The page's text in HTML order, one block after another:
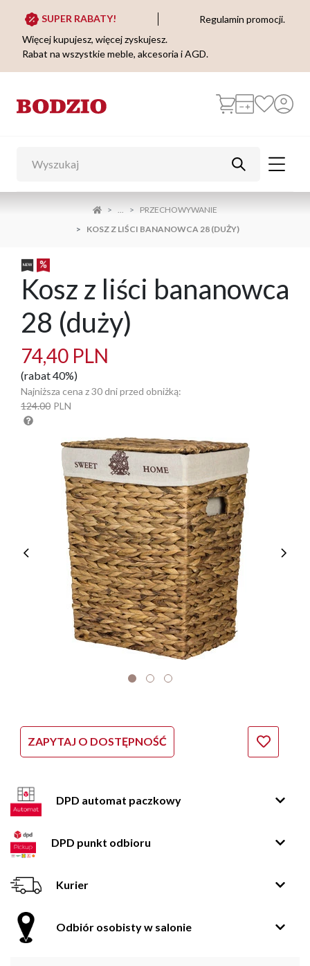
SUPER RABATY!
Regulamin promocji.
Więcej kupujesz, więcej zyskujesz.
Rabat na wszystkie meble, akcesoria i AGD.
...
PRZECHOWYWANIE
KOSZ Z LIŚCI BANANOWCA 28 (DUŻY)
Kosz z liści bananowca
28 (duży)
74,40 PLN
(rabat 40%)
Najniższa cena z 30 dni przed obniżką:
124.00 PLN
ZAPYTAJ O DOSTĘPNOŚĆ
DPD automat paczkowy
DPD punkt odbioru
Kurier
Odbiór osobisty w salonie